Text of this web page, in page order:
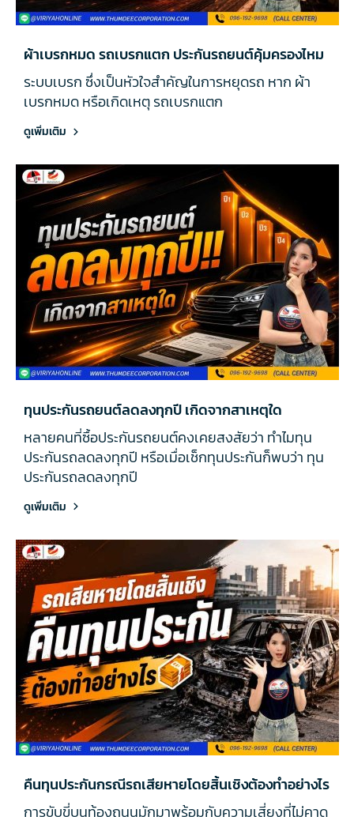
ผ้าเบรกหมด รถเบรกแตก ประกันรถยนต์คุ้มครองไหม
ระบบเบรก ซึ่งเป็นหัวใจสำคัญในการหยุดรถ หาก ผ้า
เบรกหมด หรือเกิดเหตุ รถเบรกแตก
ดูเพิ่มเติม
ทุนประกันรถยนต์ลดลงทุกปี เกิดจากสาเหตุใด
หลายคนที่ซื้อประกันรถยนต์คงเคยสงสัยว่า ทำไมทุน
ประกันรถลดลงทุกปี หรือเมื่อเช็กทุนประกันก็พบว่า ทุน
ประกันรถลดลงทุกปี
ดูเพิ่มเติม
คืนทุนประกันกรณีรถเสียหายโดยสิ้นเชิงต้องทำอย่างไร
การขับขี่บนท้องถนนมักมาพร้อมกับความเสี่ยงที่ไม่คาด